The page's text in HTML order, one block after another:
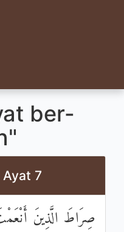
ber-
7
صِرَاطَ الَّذِينَ